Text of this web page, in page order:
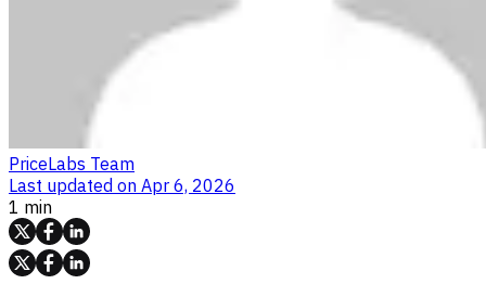
PriceLabs Team
Last updated on Apr 6, 2026
1 min